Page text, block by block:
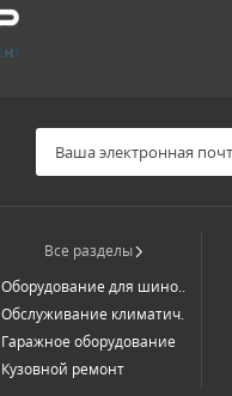
Все разделы
Оборудование для шино...
Обслуживание климатич...
Гаражное оборудование
Кузовной ремонт